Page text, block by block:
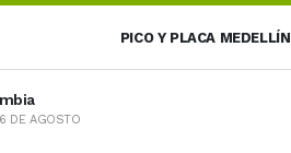
PICO Y PLACA MEDELLÍN
DE AGOSTO